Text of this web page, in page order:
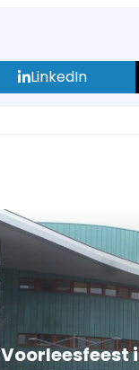
LinkedIn
Voorleesfeest